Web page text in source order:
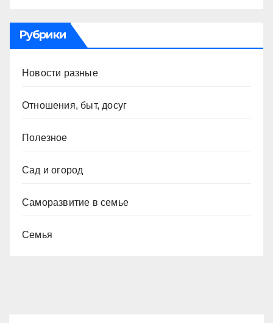
Рубрики
Новости разные
Отношения, быт, досуг
Полезное
Сад и огород
Саморазвитие в семье
Семья